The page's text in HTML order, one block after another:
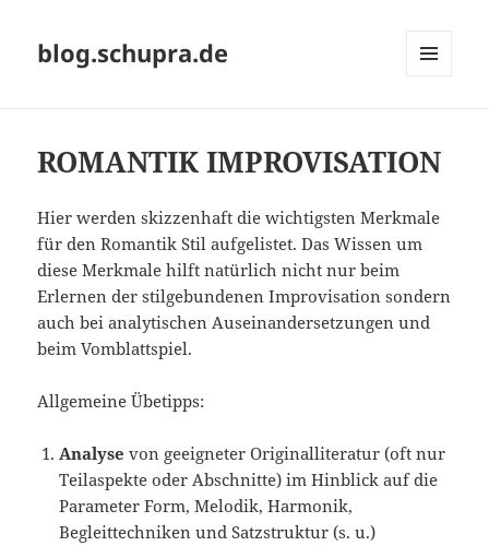
blog.schupra.de
ROMANTIK IMPROVISATION
Hier werden skizzenhaft die wichtigsten Merkmale
für den Romantik Stil aufgelistet. Das Wissen um
diese Merkmale hilft natürlich nicht nur beim
Erlernen der stilgebundenen Improvisation sondern
auch bei analytischen Auseinandersetzungen und
beim Vomblattspiel.
Allgemeine Übetipps:
Analysevon geeigneter Originalliteratur (oft nur
Teilaspekte oder Abschnitte) im Hinblick auf die
Parameter Form, Melodik, Harmonik,
Begleittechniken und Satzstruktur (s. u.)